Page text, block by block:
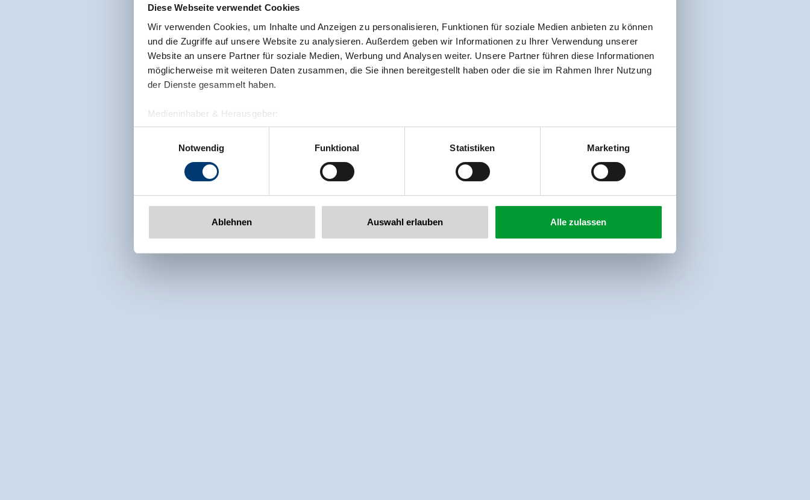
Diese Webseite verwendet Cookies
Wir verwenden Cookies, um Inhalte und Anzeigen zu personalisieren, Funktionen für soziale Medien anbieten zu können
und die Zugriffe auf unsere Website zu analysieren. Außerdem geben wir Informationen zu Ihrer Verwendung unserer
Website an unsere Partner für soziale Medien, Werbung und Analysen weiter. Unsere Partner führen diese Informationen
möglicherweise mit weiteren Daten zusammen, die Sie ihnen bereitgestellt haben oder die sie im Rahmen Ihrer Nutzung
der Dienste gesammelt haben.
Medieninhaber & Herausgeber:
Zeller Bergbahnen Zillertal GmbH & Co KG
Rohr 23// A-6280 Zell am Ziller
www.zillertalarena.com
Notwendig
Funktional Statistiken Marketing
Ablehnen Auswahl erlauben Alle zulassen